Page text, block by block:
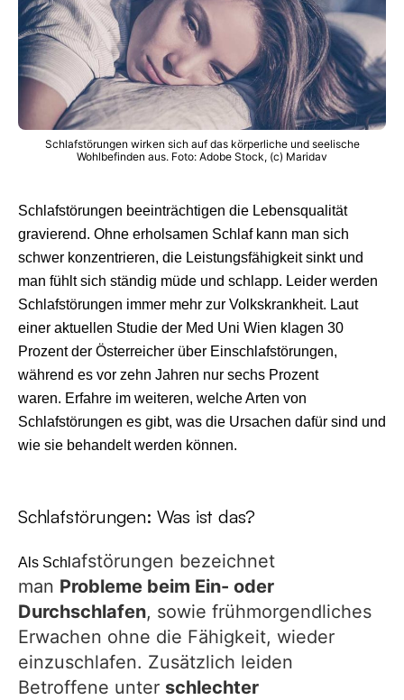
Schlafstörungen wirken sich auf das körperliche und seelische
Wohlbefinden aus. Foto: Adobe Stock, (c) Maridav
Schlafstörungen beeinträchtigen die Lebensqualität
gravierend. Ohne erholsamen Schlaf kann man sich
schwer konzentrieren, die Leistungsfähigkeit sinkt und
man fühlt sich ständig müde und schlapp. Leider werden
Schlafstörungen immer mehr zur Volkskrankheit. Laut
einer aktuellen Studie der Med Uni Wien klagen 30
Prozent der Österreicher über Einschlafstörungen,
während es vor zehn Jahren nur sechs Prozent
waren. Erfahre im weiteren, welche Arten von
Schlafstörungen es gibt, was die Ursachen dafür sind und
wie sie behandelt werden können.
Schlafstörungen: Was ist das?
Als Schl afstörungen bezeichnet
man Probleme beim Ein- oder
Durchschlafen, sowie frühmorgendliches
Erwachen ohne die Fähigkeit, wieder
einzuschlafen. Zusätzlich leiden
Betroffene unter schlechter